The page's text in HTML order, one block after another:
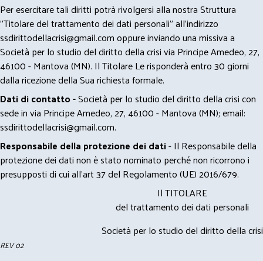
Per esercitare tali diritti potrà rivolgersi alla nostra Struttura
"Titolare del trattamento dei dati personali" all'indirizzo
ssdirittodellacrisi@gmail.comoppure inviando una missiva a
Società per lo studio del diritto della crisi via Principe Amedeo, 27,
46100 - Mantova (MN). Il Titolare Le risponderà entro 30 giorni
dalla ricezione della Sua richiesta formale.
Dati di contatto -Società per lo studio del diritto della crisi con
sede in via Principe Amedeo, 27, 46100 - Mantova (MN); email:
ssdirittodellacrisi@gmail.com.
Responsabile della protezione dei dati- Il Responsabile della
protezione dei dati non è stato nominato perché non ricorrono i
presupposti di cui all’art 37 del Regolamento (UE) 2016/679.
Il TITOLARE
del trattamento dei dati personali
Società per lo studio del diritto della crisi
REV 02